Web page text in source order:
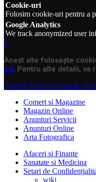
Cookie-uri
Folosim cookie-uri pentru a
Google Analytics
We track anonymized user
x
Acest site folosește
uri. Pentru alte detalii, va
Accept Refuz Politica de
Comert si Magazine
Magazin Online
Anunturi Servicii
Anunturi Online
Arta Fotografica
Afaceri si Finante
Sanatate si Medicina
Setari de
wiki